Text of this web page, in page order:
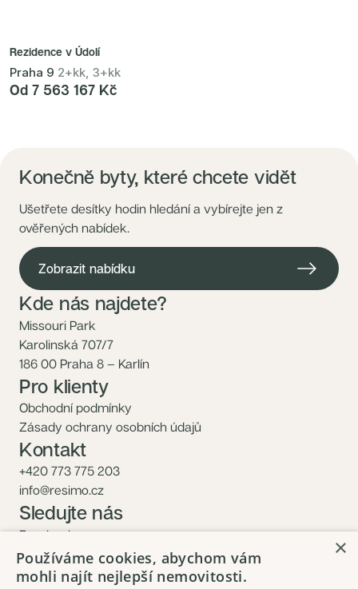
Rezidence v Údolí
Praha 9 2+kk, 3+kk
Od 7 563 167 Kč
Konečně byty, které chcete vidět
Ušetřete desítky hodin hledání a vybírejte jen z
ověřených nabídek.
Zobrazit nabídku
Kde nás najdete?
Missouri Park
Karolinská 707/7
186 00 Praha 8 – Karlín
Pro klienty
Obchodní podmínky
Zásady ochrany osobních údajů
Kontakt
+420 773 775 203
info@resimo.cz
Sledujte nás
Facebook
Instagram
×
Používáme cookies, abychom vám
mohli najít nejlepší nemovitosti.